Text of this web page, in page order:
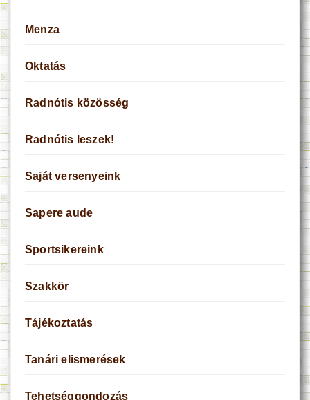
Menza
Oktatás
Radnótis közösség
Radnótis leszek!
Saját versenyeink
Sapere aude
Sportsikereink
Szakkör
Tájékoztatás
Tanári elismerések
Tehetséggondozás